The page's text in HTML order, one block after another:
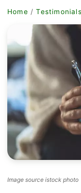
Home /Testimonials
Image source istock photo